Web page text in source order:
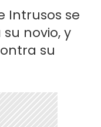
Intrusos se
novio, y
su